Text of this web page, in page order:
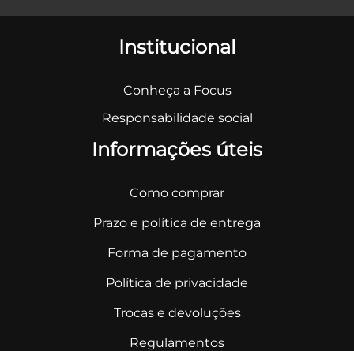
Institucional
Conheça a Focus
Responsabilidade social
Informações úteis
Como comprar
Prazo e política de entrega
Forma de pagamento
Política de privacidade
Trocas e devoluções
Regulamentos